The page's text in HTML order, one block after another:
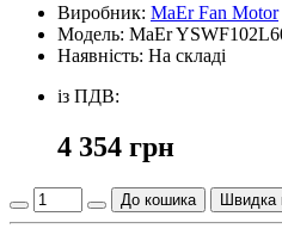
Виробник: MaEr Fan Motor
Модель: MaEr
Наявність: На складі
із ПДВ:
4 354 грн
До кошика Швидка